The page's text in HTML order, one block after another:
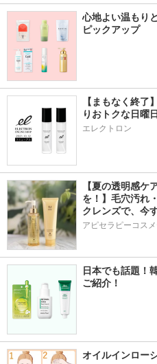
心地よい温もり
ピックアップ
【まもなく終了
りおトクな日曜日
エレクトロン
【夏の透明感ケ
を！】毛穴汚れ
クレンズで、今
アピセラピーコス
日本でも話題！
ご紹介！
オイルインロー